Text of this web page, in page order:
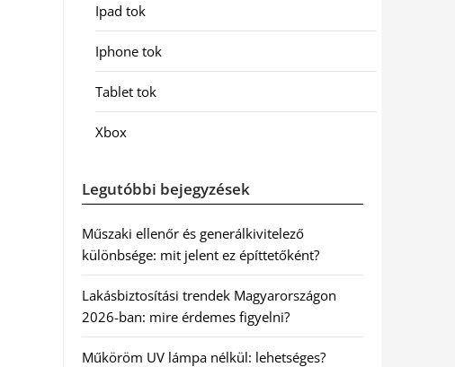
Ipad tok
Iphone tok
Tablet tok
Xbox
Legutóbbi bejegyzések
Műszaki ellenőr és generálkivitelező
különbsége: mit jelent ez építtetőként?
Lakásbiztosítási trendek Magyarországon
2026-ban: mire érdemes figyelni?
Műköröm UV lámpa nélkül: lehetséges?